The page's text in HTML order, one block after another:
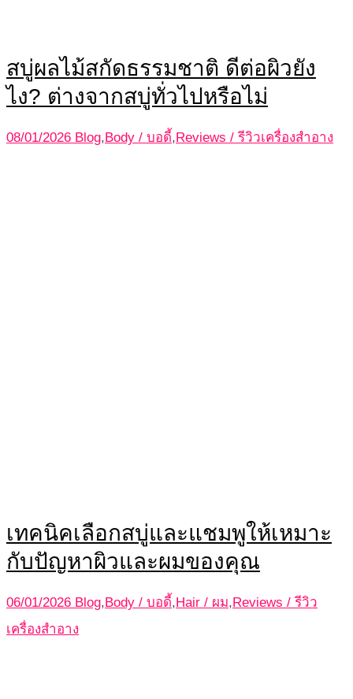
สบู่ผลไม้สกัดธรรมชาติ ดีต่อผิวยัง
ไง? ต่างจากสบู่ทั่วไปหรือไม่
08/01/2026 Blog, Body / บอดี้, Reviews / รีวิวเครื่องสำอาง
เทคนิคเลือกสบู่และแชมพูให้เหมาะ
กับปัญหาผิวและผมของคุณ
06/01/2026 Blog, Body / บอดี้, Hair / ผม, Reviews / รีวิว
เครื่องสำอาง